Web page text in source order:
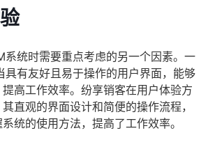
系统时需要重点考虑的另一个因素。一
具有友好且易于操作的用户界面，能够
高工作效率。纷享销客在用户体验方
直观的界面设计和简便的操作流程，
统的使用方法，提高了工作效率。